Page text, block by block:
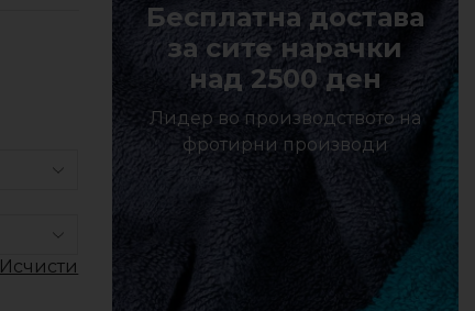
Исчисти
Бесплатна достава
за сите нарачки
над 2500 ден
Лидер во производството на
фротирни производи